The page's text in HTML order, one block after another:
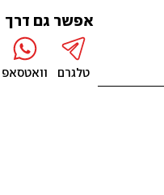
אפשר גם דרך
טלגרם וואטסאפ